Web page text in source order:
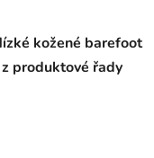
kožené barefoot
produktové řady